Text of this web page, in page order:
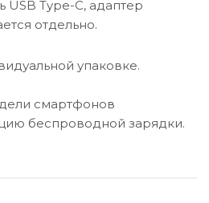
USB Type-C, адаптер
отдельно.
упаковке.
смартфонов
беспроводной зарядки.